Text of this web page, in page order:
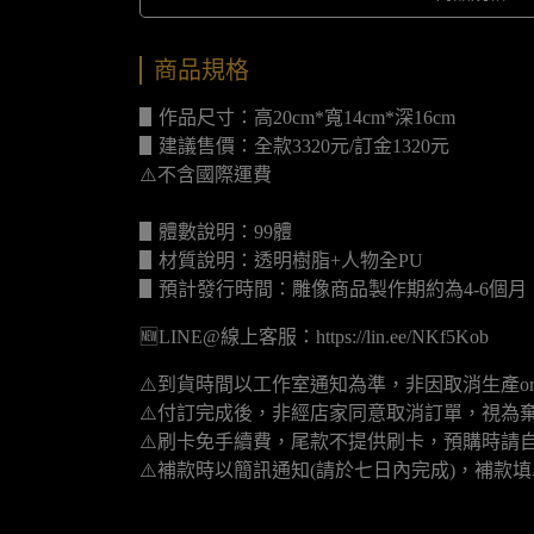
商品規格
▋作品尺寸：高20cm*寬14cm*深16cm
▋建議售價：全款3320元/訂金1320元
⚠️不含國際運費
▋體數說明：99體
▋材質說明：透明樹脂+人物全PU
▋預計發行時間：雕像商品製作期約為4-6個
🆕LINE@線上客服：https://lin.ee/NKf5Kob
⚠️到貨時間以工作室通知為準，非因取消生產
⚠️付訂完成後，非經店家同意取消訂單，視為
⚠️刷卡免手續費，尾款不提供刷卡，預購時請
⚠️補款時以簡訊通知(請於七日內完成)，補款